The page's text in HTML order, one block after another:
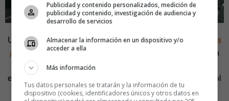
Uno de los tantos documentales recomendados es
Gracias
por no reproducirse.La banda sonora original incluye una
canción pegadiza que, jugando con la filosofía zen y la
esperanza de un mundo sin humanos, entona: «Si un árbol
cae en el bosque, ¿qué importa? No estaremos allí para
Publicidad y contenido personalizados, medición de
publicidad y contenido, investigación de audiencia y
desarrollo de servicios
Almacenar la información en un dispositivo y/o
acceder a ella
Más información
Tus datos personales se tratarán y la información de tu
dispositivo (cookies, identificadores únicos y otros datos en